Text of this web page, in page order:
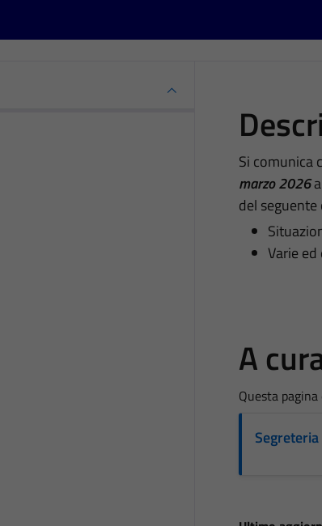
Si comunica
marzo2026
del
Varie
A
Questa